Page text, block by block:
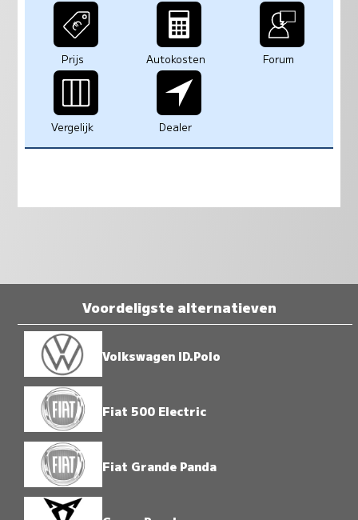
Prijs Autokosten Forum
Vergelijk Dealer
Voordeligste alternatieven
Volkswagen ID.Polo
Fiat 500 Electric
Fiat Grande Panda